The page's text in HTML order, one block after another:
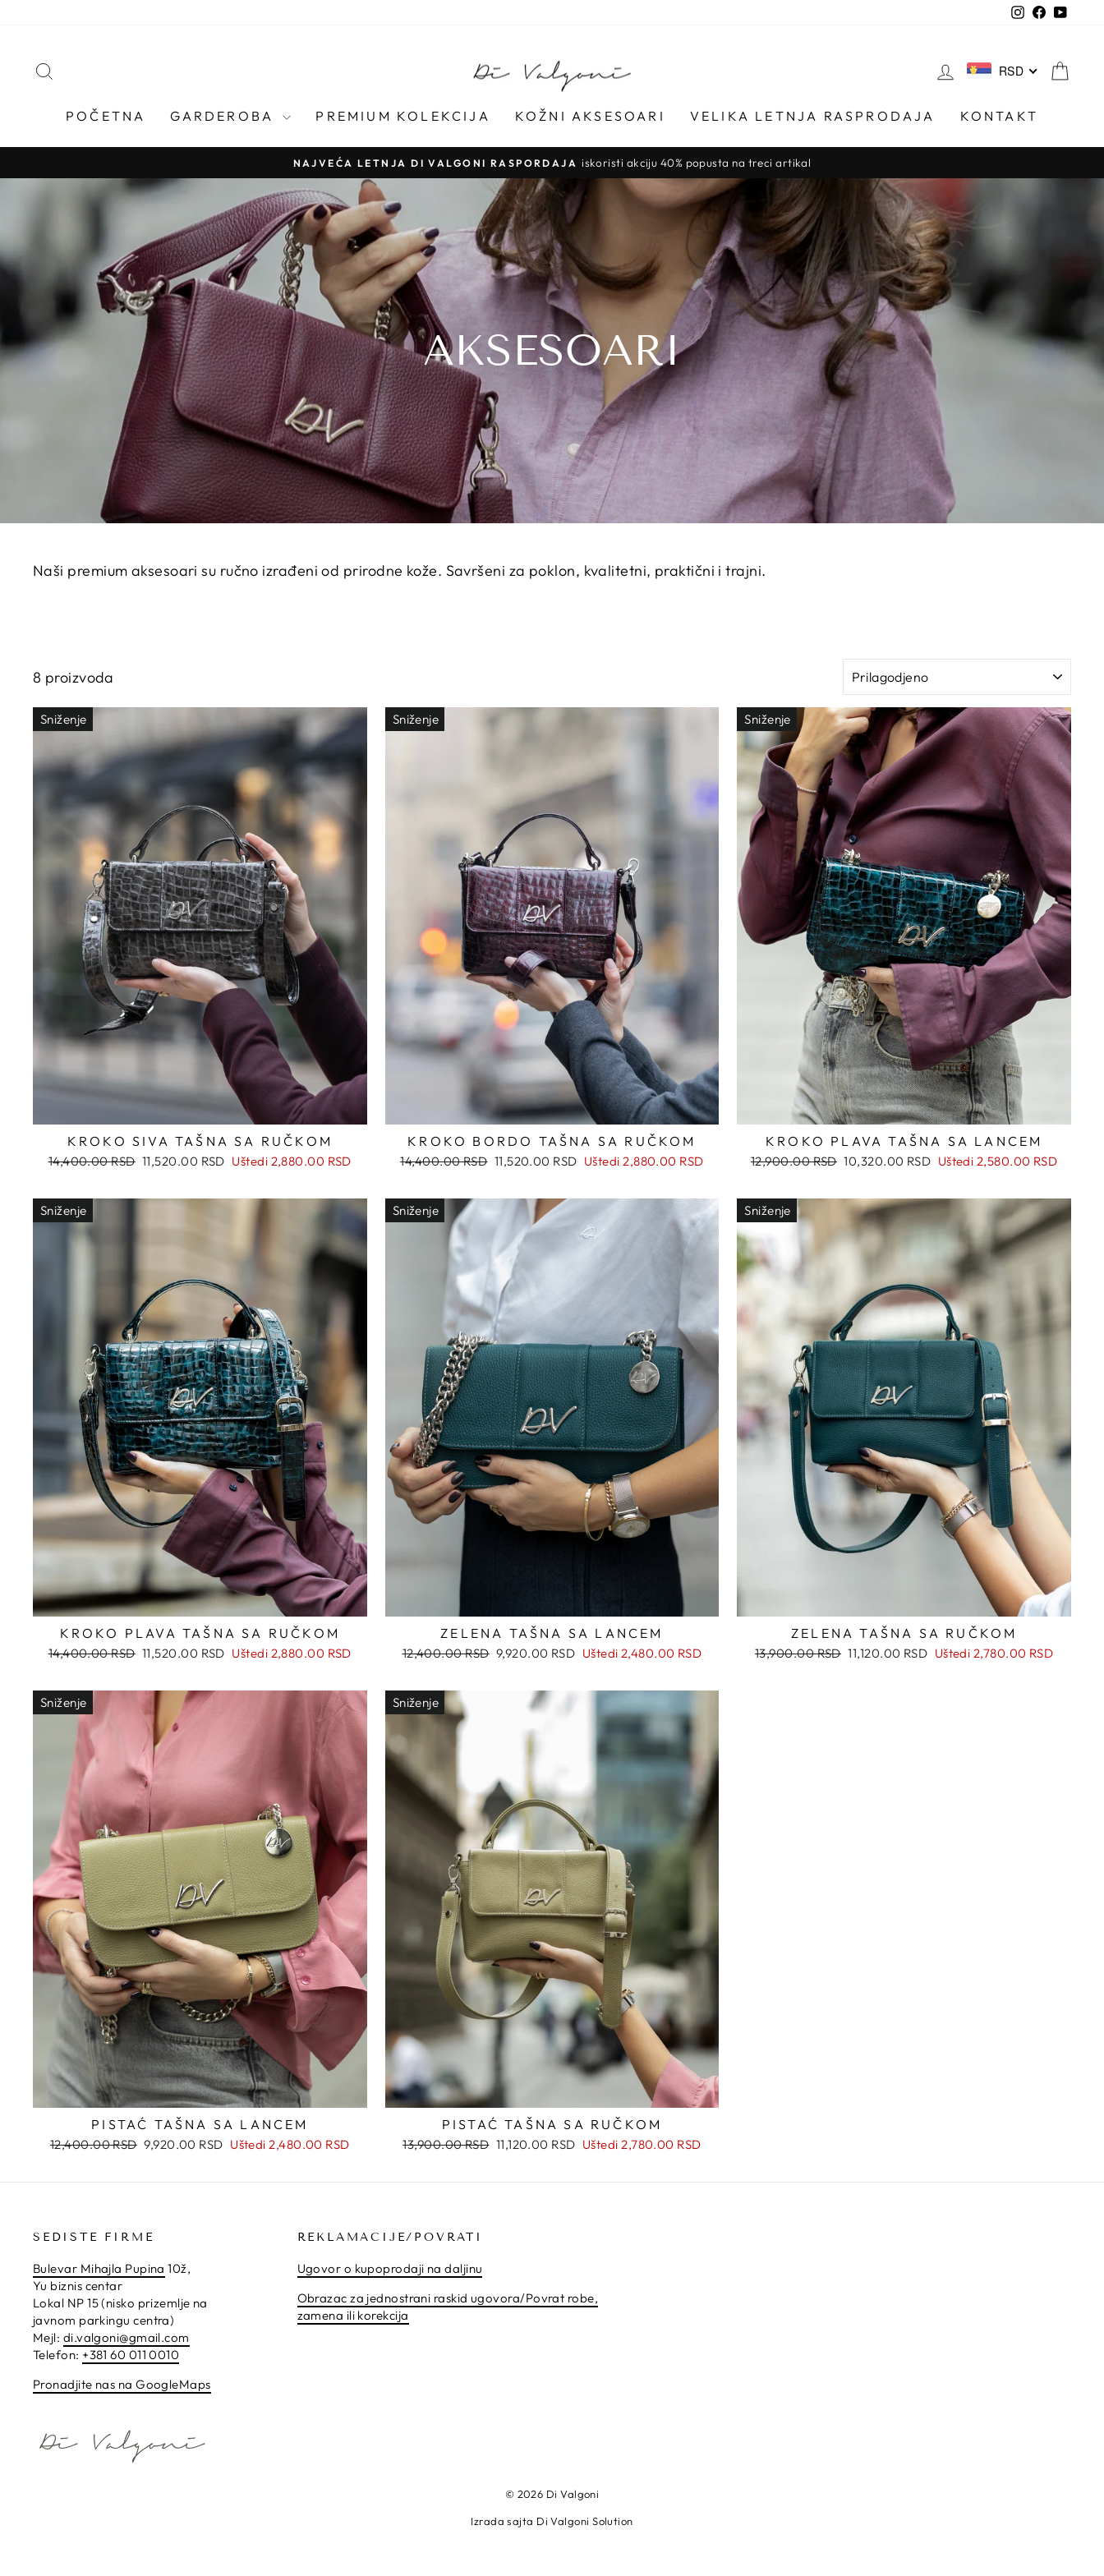
Instagram
Facebook
PRIJAVI SE
RSD
POČETNA GARDEROBA PREMIUM KOLEKCIJA KOŽNI AKSESOARI VELIKA LETNJA RASPRODAJA KONTAKT
slideshow
BESPLATNA DOSTAVA ZA SVE PORUDŽBINE PREKO 6.000 RSD!
AKSESOARI
Naši premium aksesoari su ručno izrađeni od prirodne kože. Savršeni za poklon, kvalitetni, praktični i trajni.
8 proizvoda
Sniženje
KROKO SIVA TAŠNA SA RUČKOM
Regularna
14,400.00 RSD Snižena
11,520.00 RSD Uštedi 2,880.00 RSD
Sniženje
KROKO BORDO TAŠNA SA RUČKOM
Regularna
14,400.00 RSD Snižena
11,520.00 RSD Uštedi2,880.00 RSD
Sniženje
KROKO PLAVA TAŠNA SA LANCEM
Regularna
12,900.00 RSD Snižena
10,320.00 RSD Uštedi 2,580.00 RSD
Sniženje
KROKO PLAVA TAŠNA SA RUČKOM
Regularna
14,400.00 RSD Snižena
11,520.00 RSD Uštedi 2,880.00 RSD
Sniženje
ZELENA TAŠNA SA LANCEM
Regularna
12,400.00 RSD Snižena
9,920.00 RSD Uštedi 2,480.00 RSD
Sniženje
ZELENA TAŠNA SA RUČKOM
Regularna
13,900.00 RSD Snižena
11,120.00 RSD Uštedi 2,780.00 RSD
Sniženje
PISTAĆ TAŠNA SA LANCEM
Regularna
12,400.00 RSD Snižena
9,920.00 RSD Uštedi2,480.00 RSD
Sniženje
PISTAĆ TAŠNA SA RUČKOM
Regularna
13,900.00 RSD Snižena
11,120.00 RSD Uštedi2,780.00 RSD
SEDIŠTE FIRME
Bulevar Mihajla Pupina 10ž,
Yu biznis centar
Lokal NP 15 (nisko prizemlje na
javnom parkingu centra)
Mejl: di.valgoni@gmail.com
Telefon: +381 60 011 0010
Pronadjite nas na GoogleMaps
REKLAMACIJE/POVRATI
Ugovor o kupoprodaji na daljinu
Obrazac za jednostrani raskid ugovora/Povrat robe,
zamena ili korekcija
© 2026 Di Valgoni
Izrada sajta Di Valgoni Solution